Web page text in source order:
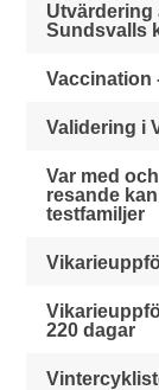
Utvärdering
Sundsvalls
Vaccination
Validering i
Var med
resande
testfamiljer
220 dagar